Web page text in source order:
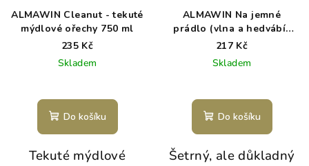
ALMAWIN Cleanut - tekuté
mýdlové ořechy 750 ml
235 Kč
Skladem
hodnocení
produktu
z
Do košíku
Tekuté mýdlové
ALMAWIN Na jemné
prádlo (vlna a hedvábí)
750 ml
217 Kč
Skladem
Do košíku
Šetrný, ale důkladný